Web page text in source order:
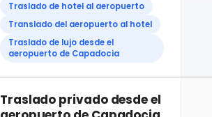
Traslado de hotel al aeropuerto
Translado del aeropuerto al hotel
Traslado de lujo desde el
aeropuerto de Capadocia
Traslado privado desde el